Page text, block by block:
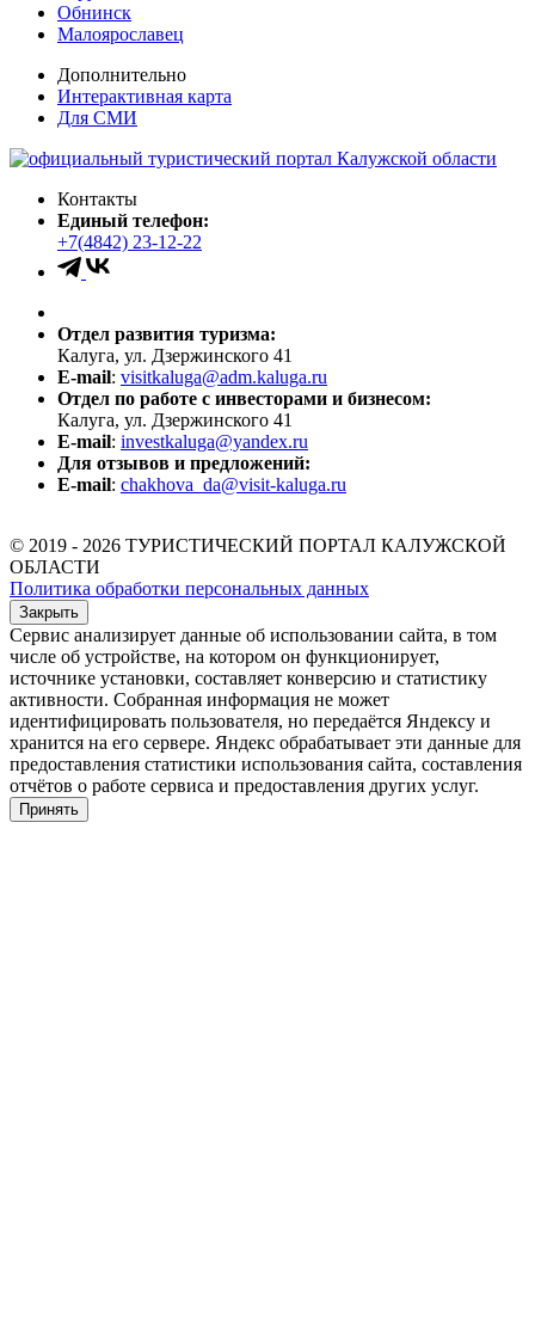
Обнинск
Малоярославец
Дополнительно
Интерактивная карта
Для СМИ
Контакты
Единый телефон:
+7(4842) 23-12-22
Отдел развития туризма:
Калуга, ул. Дзержинского 41
E-mail: visitkaluga@adm.kaluga.ru
Отдел по работе с инвесторами и бизнесом:
Калуга, ул. Дзержинского 41
E-mail: investkaluga@yandex.ru
Для отзывов и предложений:
E-mail: chakhova_da@visit-kaluga.ru
© 2019 - 2026 ТУРИСТИЧЕСКИЙ ПОРТАЛ КАЛУЖСКОЙ
ОБЛАСТИ
Политика обработки персональных данных
Закрыть
Сервис анализирует данные об использовании сайта, в том
числе об устройстве, на котором он функционирует,
источнике установки, составляет конверсию и статистику
активности. Собранная информация не может
идентифицировать пользователя, но передаётся Яндексу и
хранится на его сервере. Яндекс обрабатывает эти данные для
предоставления статистики использования сайта, составления
отчётов о работе сервиса и предоставления других услуг.
Принять